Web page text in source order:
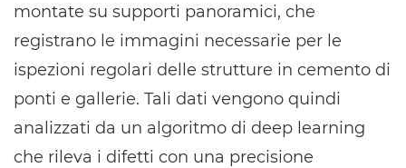
montate su supporti panoramici, che
registrano le immagini necessarie per le
ispezioni regolari delle strutture in cemento di
ponti e gallerie. Tali dati vengono quindi
analizzati da un algoritmo di deep learning
che rileva i difetti con una precisione